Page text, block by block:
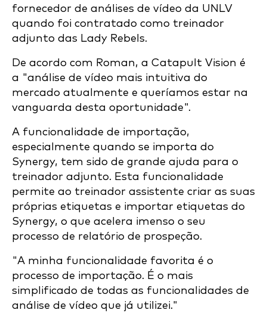
fornecedor de análises de vídeo da UNLV
quando foi contratado como treinador
adjunto das Lady Rebels.
De acordo com Roman, a Catapult Vision é
a "análise de vídeo mais intuitiva do
mercado atualmente e queríamos estar na
vanguarda desta oportunidade".
A funcionalidade de importação,
especialmente quando se importa do
Synergy, tem sido de grande ajuda para o
treinador adjunto. Esta funcionalidade
permite ao treinador assistente criar as suas
próprias etiquetas e importar etiquetas do
Synergy, o que acelera imenso o seu
processo de relatório de prospeção.
"A minha funcionalidade favorita é o
processo de importação. É o mais
simplificado de todas as funcionalidades de
análise de vídeo que já utilizei."